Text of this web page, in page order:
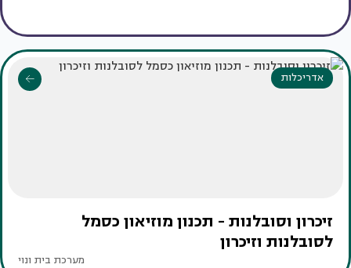
אדריכלות
זיכרון וסובלנות - תכנון מוזיאון כסמל
לסובלנות וזיכרון
מערכת בית ונוי